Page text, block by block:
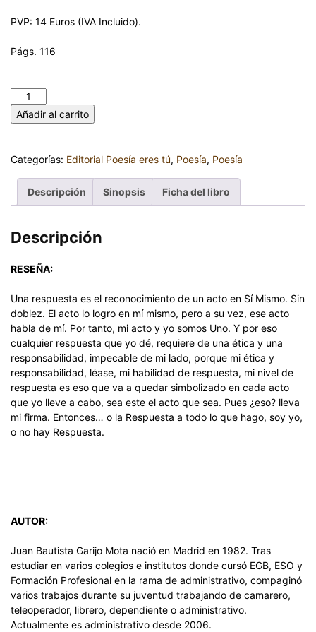
PVP: 14 Euros (IVA Incluido).
Págs. 116
Añadir al carrito
Categorías: Editorial Poesía eres tú, Poesía, Poesía
Descripción Sinopsis Ficha del libro
Descripción
RESEÑA:
Una respuesta es el reconocimiento de un acto en Sí Mismo. Sin
doblez. El acto lo logro en mí mismo, pero a su vez, ese acto
habla de mí. Por tanto, mi acto y yo somos Uno. Y por eso
cualquier respuesta que yo dé, requiere de una ética y una
responsabilidad, impecable de mi lado, porque mi ética y
responsabilidad, léase, mi habilidad de respuesta, mi nivel de
respuesta es eso que va a quedar simbolizado en cada acto
que yo lleve a cabo, sea este el acto que sea. Pues ¿eso? lleva
mi firma. Entonces… o la Respuesta a todo lo que hago, soy yo,
o no hay Respuesta.
AUTOR:
Juan Bautista Garijo Mota nació en Madrid en 1982. Tras
estudiar en varios colegios e institutos donde cursó EGB, ESO y
Formación Profesional en la rama de administrativo, compaginó
varios trabajos durante su juventud trabajando de camarero,
teleoperador, librero, dependiente o administrativo.
Actualmente es administrativo desde 2006.